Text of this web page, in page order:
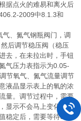
据点火的难易和离火后
2009中8.1.3和
、氮气钢瓶阀门，调
后调节稳压阀（稳压
去，在未拉出时，手钮
气压力表指示为0.05-
节氧气、氮气流量调节
液晶显示表上的氧的浓
量。调节过程中，需要
显示不会马上变化，原
稳定后，需要等待30